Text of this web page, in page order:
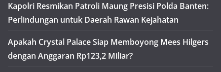
Kapolri Resmikan Patroli Maung Presisi Polda Banten:
Perlindungan untuk Daerah Rawan Kejahatan
Apakah Crystal Palace Siap Memboyong Mees Hilgers
dengan Anggaran Rp123,2 Miliar?